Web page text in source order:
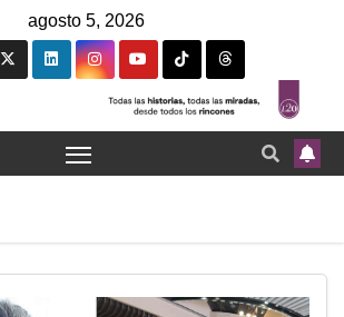
agosto 5, 2026